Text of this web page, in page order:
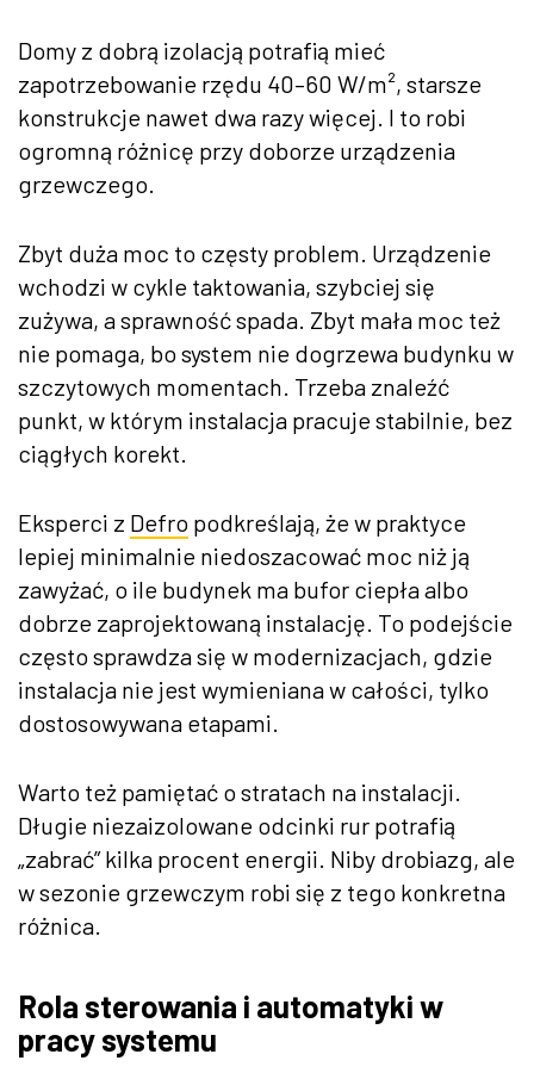
Domy z dobrą izolacją potrafią mieć
zapotrzebowanie rzędu 40–60 W/m², starsze
konstrukcje nawet dwa razy więcej. I to robi
ogromną różnicę przy doborze urządzenia
grzewczego.
Zbyt duża moc to częsty problem. Urządzenie
wchodzi w cykle taktowania, szybciej się
zużywa, a sprawność spada. Zbyt mała moc też
nie pomaga, bo system nie dogrzewa budynku w
szczytowych momentach. Trzeba znaleźć
punkt, w którym instalacja pracuje stabilnie, bez
ciągłych korekt.
Eksperci z Defro podkreślają, że w praktyce
lepiej minimalnie niedoszacować moc niż ją
zawyżać, o ile budynek ma bufor ciepła albo
dobrze zaprojektowaną instalację. To podejście
często sprawdza się w modernizacjach, gdzie
instalacja nie jest wymieniana w całości, tylko
dostosowywana etapami.
Warto też pamiętać o stratach na instalacji.
Długie niezaizolowane odcinki rur potrafią
„zabrać” kilka procent energii. Niby drobiazg, ale
w sezonie grzewczym robi się z tego konkretna
różnica.
Rola sterowania i automatyki w
pracy systemu